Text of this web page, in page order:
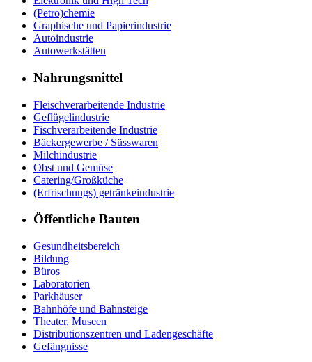
(Petro)chemie
Graphische und Papierindustrie
Autoindustrie
Autowerkstätten
Nahrungsmittel
Fleischverarbeitende Industrie
Geflügelindustrie
Fischverarbeitende Industrie
Bäckergewerbe / Süsswaren
Milchindustrie
Obst und Gemüse
Catering/Großküche
(Erfrischungs) getränkeindustrie
Öffentliche Bauten
Gesundheitsbereich
Bildung
Büros
Laboratorien
Parkhäuser
Bahnhöfe und Bahnsteige
Theater, Museen
Distributionszentren und Ladengeschäfte
Gefängnisse